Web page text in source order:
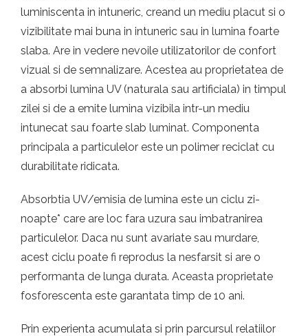
luminiscenta in intuneric, creand un mediu placut si o
vizibilitate mai buna in intuneric sau in lumina foarte
slaba. Are in vedere nevoile utilizatorilor de confort
vizual si de semnalizare. Acestea au proprietatea de
a absorbi lumina UV (naturala sau artificiala) in timpul
zilei si de a emite lumina vizibila intr-un mediu
intunecat sau foarte slab luminat. Componenta
principala a particulelor este un polimer reciclat cu
durabilitate ridicata.
Absorbtia UV/emisia de lumina este un ciclu zi-
noapte* care are loc fara uzura sau imbatranirea
particulelor. Daca nu sunt avariate sau murdare,
acest ciclu poate fi reprodus la nesfarsit si are o
performanta de lunga durata. Aceasta proprietate
fosforescenta este garantata timp de 10 ani.
Prin experienta acumulata si prin parcursul relatiilor